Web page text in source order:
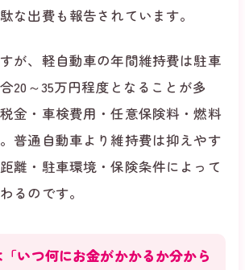
な出費も報告されています。
が、軽自動車の年間維持費は駐車
20～35万円程度となることが多
金・車検費用・任意保険料・燃料
普通自動車より維持費は抑えやす
離・駐車環境・保険条件によって
るのです。
いつ何にお金がかかるか分から